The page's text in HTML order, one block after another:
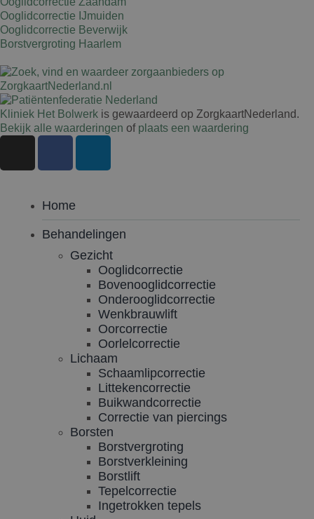
Ooglidcorrectie IJmuiden
Ooglidcorrectie Beverwijk
Borstvergroting Haarlem
Kliniek Het Bolwerk is gewaardeerd op ZorgkaartNederland.
Bekijk alle waarderingen of plaats een waardering
Home
Behandelingen
Gezicht
Ooglidcorrectie
Bovenooglidcorrectie
Onderooglidcorrectie
Wenkbrauwlift
Oorcorrectie
Oorlelcorrectie
Lichaam
Schaamlipcorrectie
Littekencorrectie
Buikwandcorrectie
Correctie van piercings
Borsten
Borstvergroting
Borstverkleining
Borstlift
Tepelcorrectie
Ingetrokken tepels